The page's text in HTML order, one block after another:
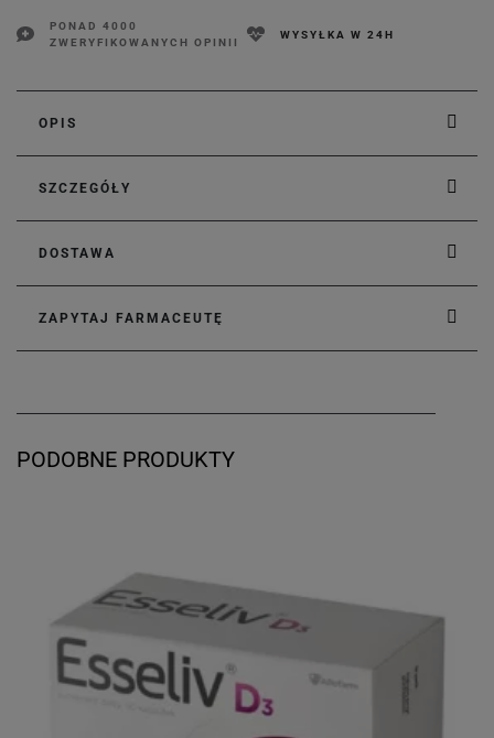
PONAD 4000
ZWERYFIKOWANYCH OPINII
WYSYŁKA W 24H
OPIS
SZCZEGÓŁY
DOSTAWA
ZAPYTAJ FARMACEUTĘ
PODOBNE PRODUKTY